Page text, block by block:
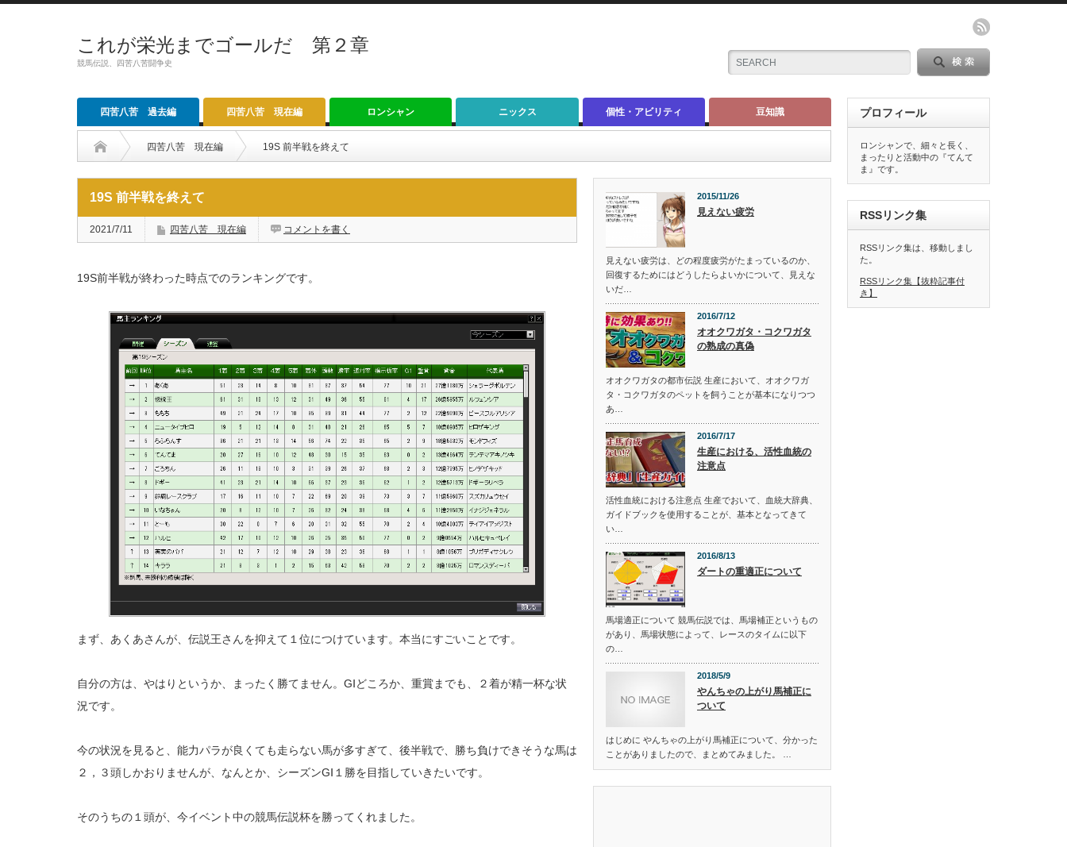
これが栄光までゴールだ 第２章
競馬伝説、四苦八苦闘争史
四苦八苦 過去編 四苦八苦 現在編 ロンシャン ニックス 個性・アビリティ 豆知識
四苦八苦 現在編 19S 前半戦を終えて
19S 前半戦を終えて
2021/7/11 四苦八苦 現在編 コメントを書く
19S前半戦が終わった時点でのランキングです。
まず、あくあさんが、伝説王さんを抑えて１位につけています。本当にすごいことです。
自分の方は、やはりというか、まったく勝てません。GⅠどころか、重賞までも、２着が精一杯な状
況です。
今の状況を見ると、能力パラが良くても走らない馬が多すぎて、後半戦で、勝ち負けできそうな馬は
２，３頭しかおりませんが、なんとか、シーズンGⅠ１勝を目指していきたいです。
そのうちの１頭が、今イベント中の競馬伝説杯を勝ってくれました。
2015/11/26
見えない疲労
見えない疲労は、どの程度疲労がたまっているのか、
回復するためにはどうしたらよいかについて、見えな
いだ…
2016/7/12
オオクワガタ・コクワガタ
の熟成の真偽
オオクワガタの都市伝説 生産において、オオクワガ
タ・コクワガタのペットを飼うことが基本になりつつ
あ…
2016/7/17
生産における、活性血統の
注意点
活性血統における注意点 生産でおいて、血統大辞典、
ガイドブックを使用することが、基本となってきて
い…
2016/8/13
ダートの重適正について
馬場適正について 競馬伝説では、馬場補正というもの
があり、馬場状態によって、レースのタイムに以下
の…
2018/5/9
やんちゃの上がり馬補正に
ついて
はじめに やんちゃの上がり馬補正について、分かった
ことがありましたので、まとめてみました。 …
プロフィール
ロンシャンで、細々と長く、
まったりと活動中の『てんて
ま』です。
RSSリンク集
RSSリンク集は、移動しまし
た。
RSSリンク集【抜粋記事付
き】